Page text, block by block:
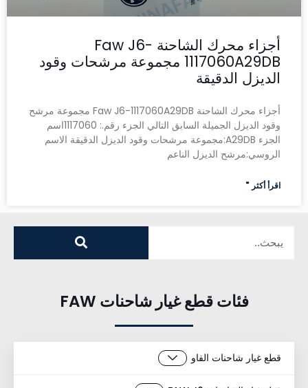
أجزاء محرك الشاحنة Faw J6-
1117060A29DB مجموعة مرشحات وقود
الديزل الدقيقة
أجزاء محرك الشاحنة Faw J6-1117060A29DB مجموعة مرشح
وقود الديزل الجميلة السابق التالي الجزء رقم.: 1117060اسم
الجزء A29DB:مجموعة مرشحات وقود الديزل الدقيقة الاسم
الروسي:مرشح الديزل الناعم
اقرأ أكثر "
فئات قطع غيار شاحنات FAW
قطع غيار شاحنات الفاو